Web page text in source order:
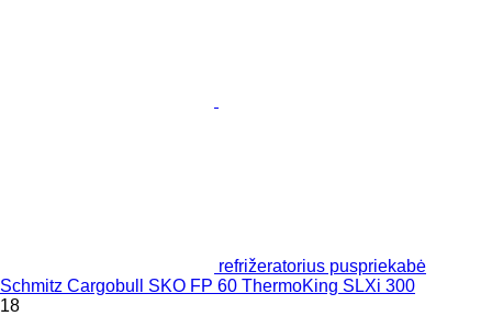
refrižeratorius puspriekabė
Schmitz Cargobull SKO FP 60 ThermoKing SLXi 300
18